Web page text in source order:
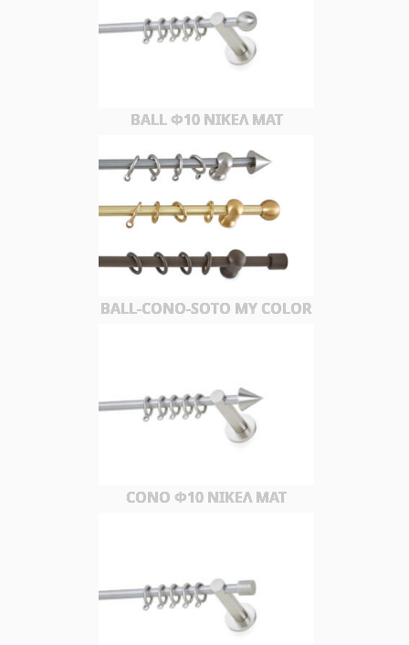
BALL Φ10 ΝΙΚΕΛ ΜΑΤ
BALL-CONO-SOTO MY COLOR
CONO Φ10 ΝΙΚΕΛ ΜΑΤ